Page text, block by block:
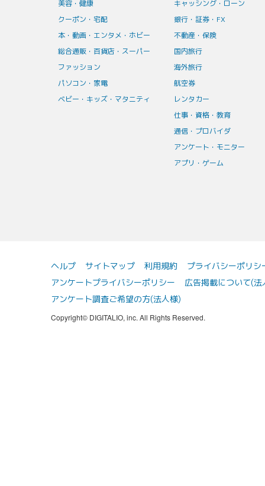
美容・健康
クーポン・宅配
本・動画・エンタメ・ホビー
総合通販・百貨店・スーパー
ファッション
パソコン・家電
ベビー・キッズ・マタニティ
キャッシング・ローン
銀行・証券・FX
不動産・保険
国内旅行
海外旅行
航空券
レンタカー
仕事・資格・教育
通信・プロバイダ
アンケート・モニター
アプリ・ゲーム
ヘルプ サイトマップ 利用規約
プライバシーポリシ
アンケートプライバシーポリシー
広告掲載について(法
アンケート調査ご希望の方(法人様)
Copyright© DIGITALIO, inc. All Rights Reserved.